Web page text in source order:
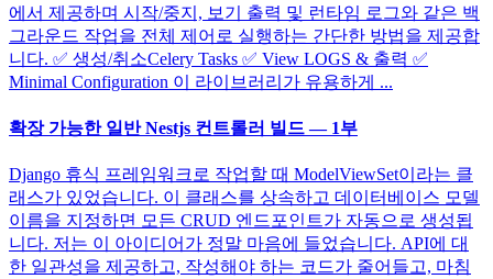
에서 제공하며 시작/중지, 보기 출력 및 런타임 로그와 같은 백
그라운드 작업을 전체 제어로 실행하는 간단한 방법을 제공합
니다. ✅ 생성/취소Celery Tasks ✅ View LOGS & 출력 ✅
Minimal Configuration 이 라이브러리가 유용하게 ...
확장 가능한 일반 Nestjs 컨트롤러 빌드 — 1부
Django 휴식 프레임워크로 작업할 때 ModelViewSet이라는 클
래스가 있었습니다. 이 클래스를 상속하고 데이터베이스 모델
이름을 지정하면 모든 CRUD 엔드포인트가 자동으로 생성됩
니다. 저는 이 아이디어가 정말 마음에 들었습니다. API에 대
한 일관성을 제공하고, 작성해야 하는 코드가 줄어들고, 마침